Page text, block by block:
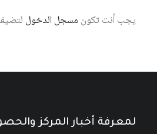
يجب أنت تكون مسجل الدخول
لمعرفة أخبار المركز